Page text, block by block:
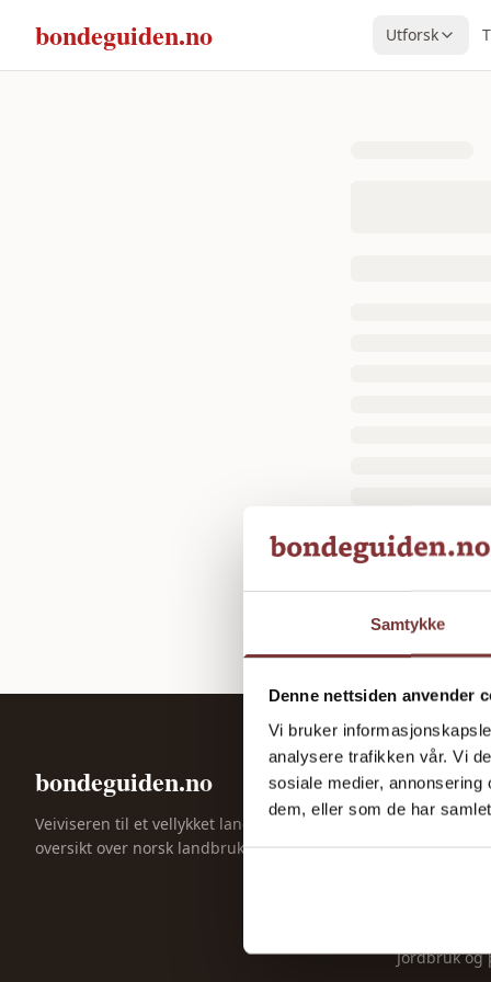
Samtykke
Denne nettsiden anvender
Vi bruker
analysere trafikken vår. Vi
sosiale medier,
dem, eller som de har
bondeguiden.no Utforsk
bondeguiden.no
Veiviseren til et vellykket landbruk. God
oversikt over norsk landbruk siden 2023.
Gårdsdrift
Maskiner
Jordbruk og